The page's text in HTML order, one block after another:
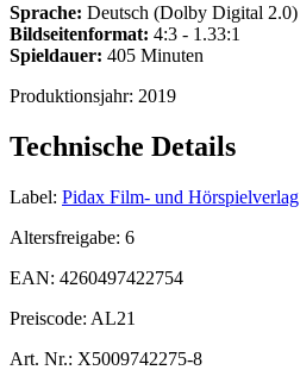
Sprache: Deutsch (Dolby Digital 2.0)
Bildseitenformat: 4:3 - 1.33:1
Spieldauer: 405 Minuten
Produktionsjahr: 2019
Technische Details
Label: Pidax Film- und Hörspielverlag
Altersfreigabe: 6
EAN: 4260497422754
Preiscode: AL21
Art. Nr.: X5009742275-8